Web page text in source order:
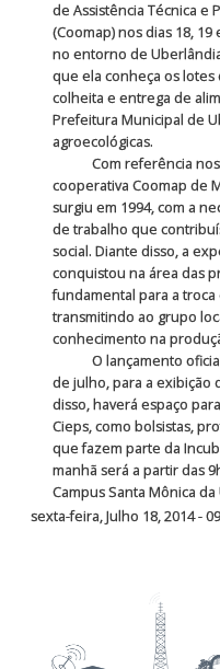
de Assistência Técnica e
(Coomap) nos dias 18,
no entorno de
que ela conheça os
colheita e entrega de
Prefeitura Municipal de
agroecológicas.
Com referência nos
cooperativa Coomap de
surgiu em 1994, com a
de trabalho que
social. Diante disso, a
conquistou na área das
fundamental para a troca
transmitindo ao grupo
conhecimento na
O lançamento oficial
de julho, para a exibição
disso, haverá espaço
Cieps, como bolsistas,
que fazem parte da
manhã será a partir das
Campus Santa Mônica da
sexta-feira, Julho 18, 2014 -